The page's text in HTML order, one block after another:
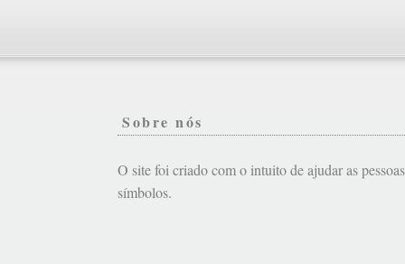
Sobre nós
O site foi criado com o intuito de ajudar as
símbolos.